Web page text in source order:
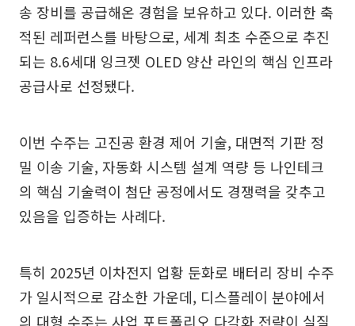
송 장비를 공급해온 경험을 보유하고 있다. 이러한 축
적된 레퍼런스를 바탕으로, 세계 최초 수준으로 추진
되는 8.6세대 잉크젯 OLED 양산 라인의 핵심 인프라
공급사로 선정됐다.
이번 수주는 고진공 환경 제어 기술, 대면적 기판 정
밀 이송 기술, 자동화 시스템 설계 역량 등 나인테크
의 핵심 기술력이 첨단 공정에서도 경쟁력을 갖추고
있음을 입증하는 사례다.
특히 2025년 이차전지 업황 둔화로 배터리 장비 수주
가 일시적으로 감소한 가운데, 디스플레이 분야에서
의 대형 수주는 사업 포트폴리오 다각화 전략이 실질